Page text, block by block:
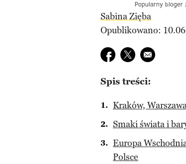
Popularny bloger
Sabina Zięba
Opublikowano:
Udostępnij na
Udostępnij na
E-mail do
Spis treści:
Kraków,
Smaki świata i
Europa
Polsce